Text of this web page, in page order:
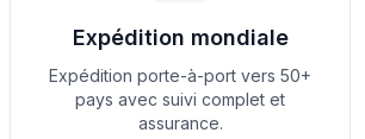
Expédition mondiale
Expédition porte-à-port vers 50+
pays avec suivi complet et
assurance.